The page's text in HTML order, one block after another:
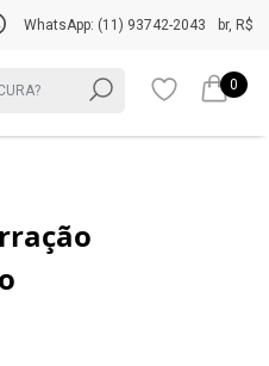
br, R$
WhatsApp: (11) 93742-2043
0